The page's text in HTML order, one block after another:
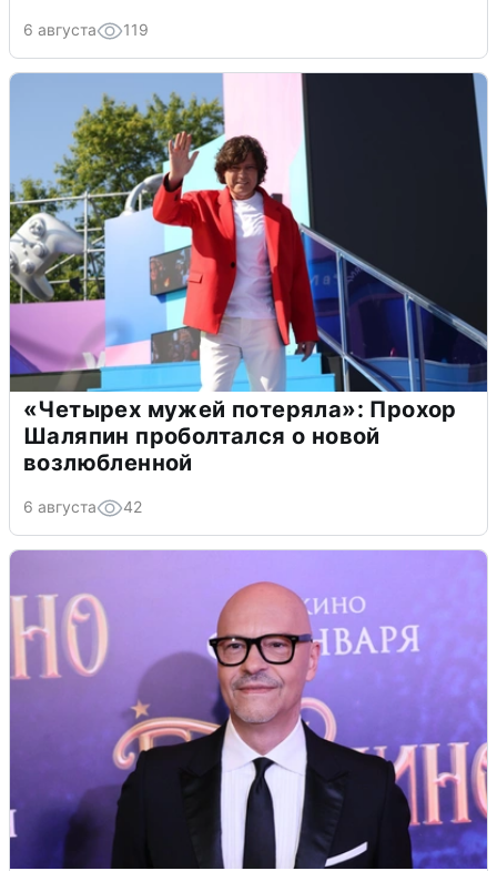
6 августа 119
«Четырех мужей потеряла»: Прохор
Шаляпин проболтался о новой
возлюбленной
6 августа 42